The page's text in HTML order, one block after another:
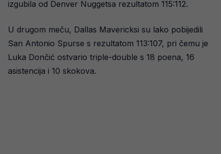
izgubila od Denver Nuggetsa rezultatom 115:112.
U drugom meču, Dallas Mavericksi su lako pobijedili
San Antonio Spurse s rezultatom 113:107, pri čemu je
Luka Dončić ostvario triple-double s 18 poena, 16
asistencija i 10 skokova.